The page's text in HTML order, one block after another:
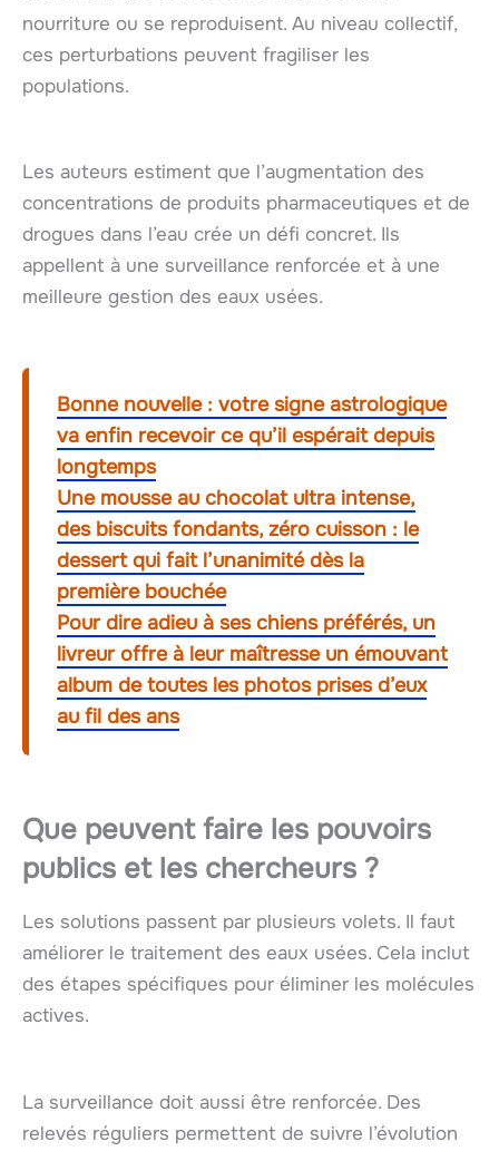
nourriture ou se reproduisent. Au niveau collectif,
ces perturbations peuvent fragiliser les
populations.
Les auteurs estiment que l’augmentation des
concentrations de produits pharmaceutiques et de
drogues dans l’eau crée un défi concret. Ils
appellent à une surveillance renforcée et à une
meilleure gestion des eaux usées.
Bonne nouvelle : votre signe astrologique
va enfin recevoir ce qu’il espérait depuis
longtemps
Une mousse au chocolat ultra intense,
des biscuits fondants, zéro cuisson : le
dessert qui fait l’unanimité dès la
première bouchée
Pour dire adieu à ses chiens préférés, un
livreur offre à leur maîtresse un émouvant
album de toutes les photos prises d’eux
au fil des ans
Que peuvent faire les pouvoirs
publics et les chercheurs ?
Les solutions passent par plusieurs volets. Il faut
améliorer le traitement des eaux usées. Cela inclut
des étapes spécifiques pour éliminer les molécules
actives.
La surveillance doit aussi être renforcée. Des
relevés réguliers permettent de suivre l’évolution